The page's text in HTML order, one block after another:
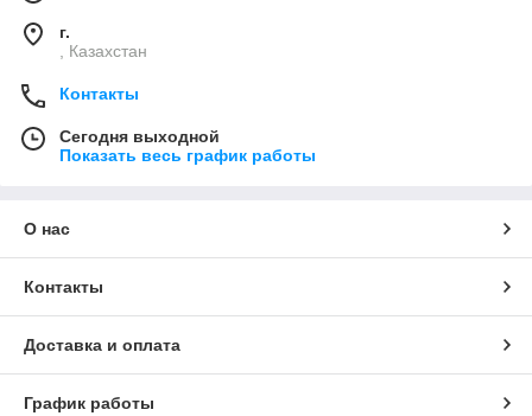
г.
, Казахстан
Контакты
Сегодня выходной
Показать весь график работы
О нас
Контакты
Доставка и оплата
График работы